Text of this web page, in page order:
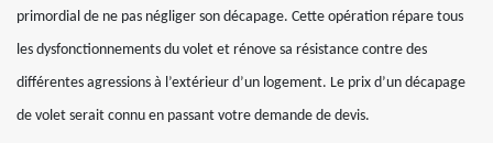
primordial de ne pas négliger son décapage. Cette opération répare tous
les dysfonctionnements du volet et rénove sa résistance contre des
différentes agressions à l’extérieur d’un logement. Le prix d’un décapage
de volet serait connu en passant votre demande de devis.